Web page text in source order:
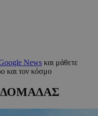
News και μάθετε
και τον κόσμο